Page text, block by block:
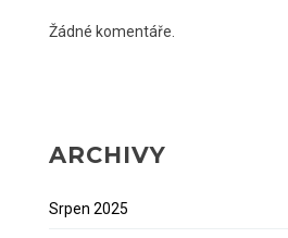
Žádné komentáře.
ARCHIVY
Srpen 2025